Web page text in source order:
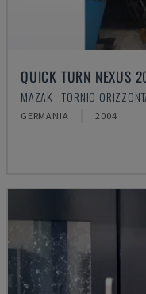
QUICK TURN NEXUS
MAZAK - TORNIO
GERMANIA 2004